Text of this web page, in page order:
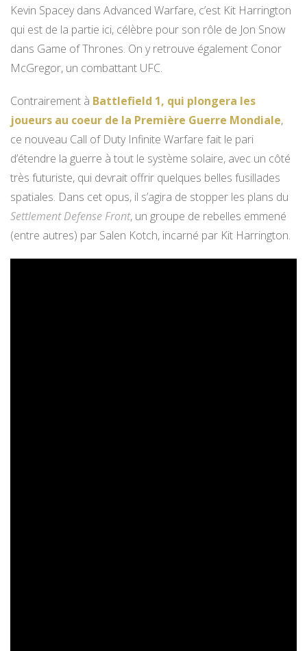
Kevin Spacey dans Advanced Warfare, c’est Kit Harrington
qui est de la partie ici, célèbre pour son rôle de Jon Snow
dans Game of Thrones. On y retrouve également Conor
McGregor, un combattant UFC.
Contrairement à Battlefield 1, qui plongera les
joueurs au coeur de la Première Guerre Mondiale,
ce nouveau Call of Duty Infinite Warfare fait le pari
d’étendre la guerre à tout le système solaire, avec un côté
très futuriste, qui devrait offrir quelques belles fusillades
spatiales. Dans cet opus, il s’agira de stopper les plans du
Settlement Defense Front, un groupe de rebelles emmené
(entre autres) par Salen Kotch, incarné par Kit Harrington.